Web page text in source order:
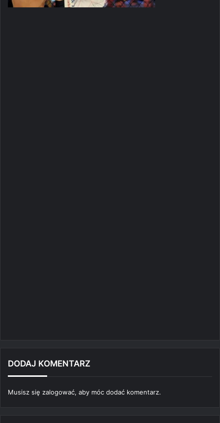
DODAJ KOMENTARZ
Musisz się zalogować, aby móc dodać komentarz.